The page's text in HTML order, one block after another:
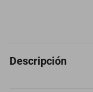
Descripción